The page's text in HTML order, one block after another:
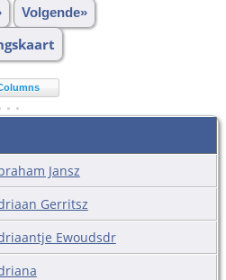
Volgende»
Jansz
Gerritsz
Ewoudsdr